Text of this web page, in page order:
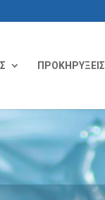
ΠΡΟΚΗΡΥΞΕΙΣ